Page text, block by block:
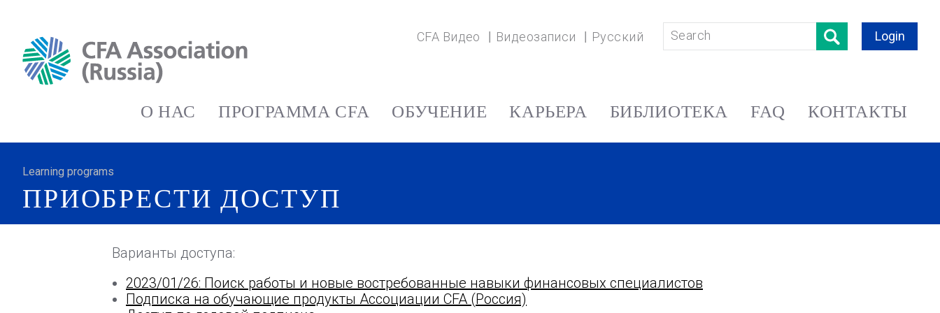
CFA Видео Видеозаписи Русский Login
О НАС ПРОГРАММА CFA ОБУЧЕНИЕ КАРЬЕРА БИБЛИОТЕКА FAQ КОНТАКТЫ
Learning programs
ПРИОБРЕСТИ ДОСТУП
Варианты доступа:
2023/01/26: Поиск работы и новые востребованные навыки финансовых специалистов
Подписка на обучающие продукты Ассоциации CFA (Россия)